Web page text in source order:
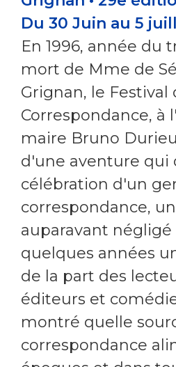
Du 30 Juin au 5
En 1996, année du
mort de Mme de
Grignan, le Festival
Correspondance, à
maire Bruno
d'une aventure qui
célébration d'un
correspondance,
auparavant
quelques années
de la part des
éditeurs et
montré quelle
correspondance